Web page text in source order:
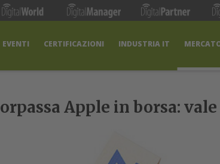
EVENTI CERTIFICAZIONI INDUSTRIA IT
Apple in borsa: